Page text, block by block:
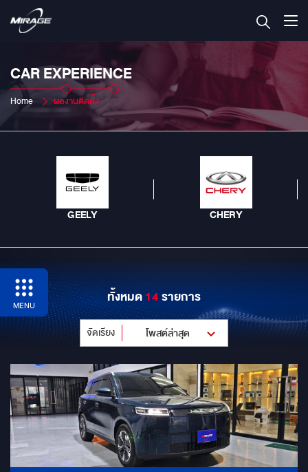
CAR EXPERIENCE
Home ผลงานติดตั้ง
GEELY CHERY
MENU ทั้งหมด14รายการ
จัดเรียง โพสต์ล่าสุด